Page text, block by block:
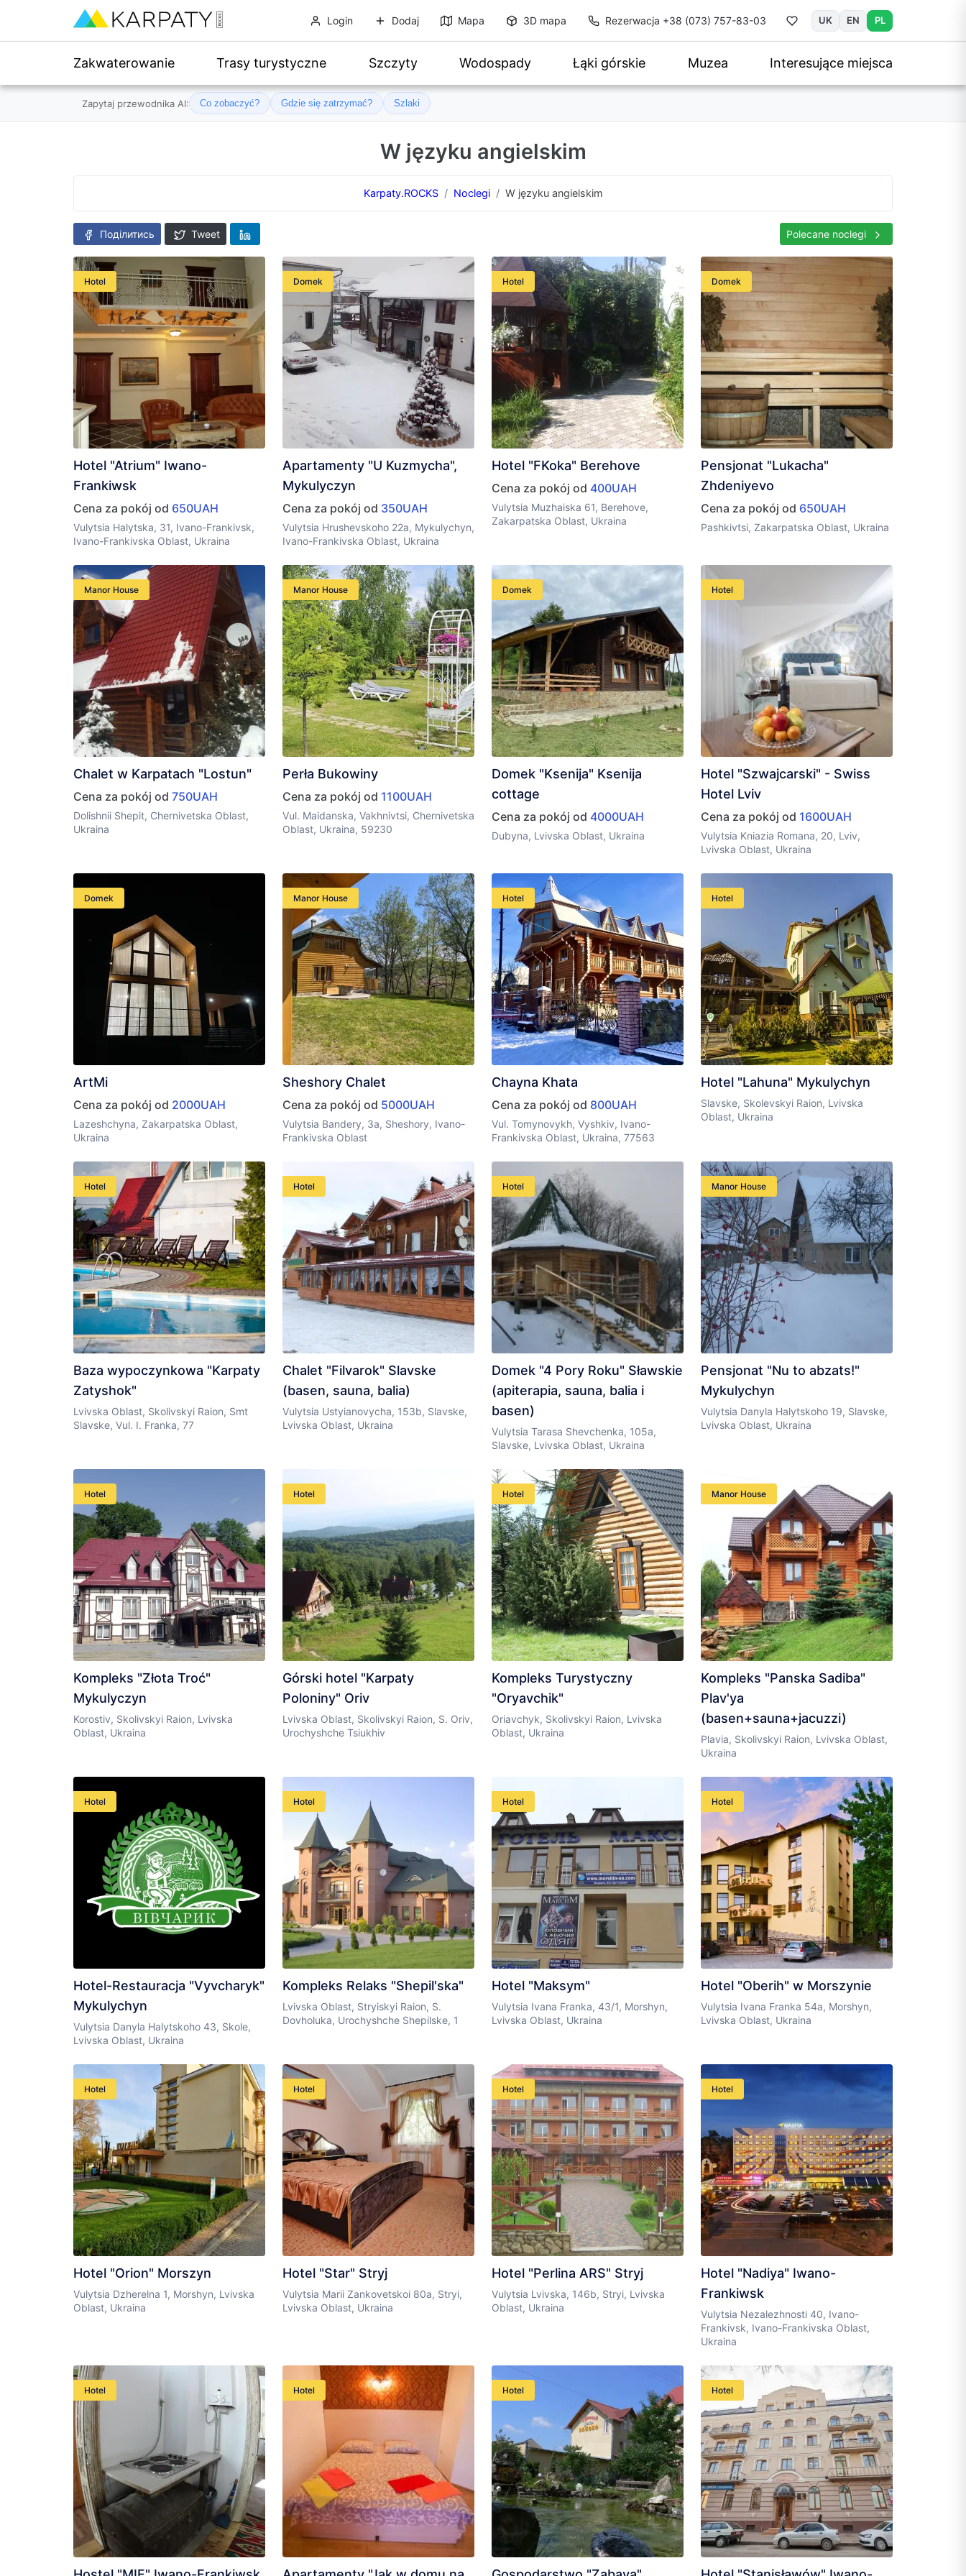
Login Dodaj Mapa 3D mapa Rezerwacja +38 (073) 757-83-03 UK EN PL
Zakwaterowanie Trasy turystyczne Szczyty Wodospady Łąki górskie Muzea Interesujące miejsca
Zapytaj przewodnika AI: Co zobaczyć? Gdzie się zatrzymać? Szlaki
W języku angielskim
Karpaty.ROCKS Noclegi W języku angielskim
Поділитись Tweet Polecane noclegi
Hotel
Hotel "Atrium" Iwano-
Frankiwsk
Cena za pokój od 650UAH
Vulytsia Halytska, 31, Ivano-Frankivsk,
Ivano-Frankivska Oblast, Ukraina
Domek
Apartamenty "U Kuzmycha",
Mykulyczyn
Cena za pokój od 350UAH
Vulytsia Hrushevskoho 22a, Mykulychyn,
Ivano-Frankivska Oblast, Ukraina
Hotel
Hotel "FKoka" Berehove
Cena za pokój od 400UAH
Vulytsia Muzhaiska 61, Berehove,
Zakarpatska Oblast, Ukraina
Domek
Pensjonat "Lukacha"
Zhdeniyevo
Cena za pokój od 650UAH
Pashkivtsi, Zakarpatska Oblast, Ukraina
Manor House
Chalet w Karpatach "Lostun"
Cena za pokój od 750UAH
Dolishnii Shepit, Chernivetska Oblast,
Ukraina
Manor House
Perła Bukowiny
Cena za pokój od 1100UAH
Vul. Maidanska, Vakhnivtsi, Chernivetska
Oblast, Ukraina, 59230
Domek
Domek "Ksenija" Ksenija
cottage
Cena za pokój od 4000UAH
Dubyna, Lvivska Oblast, Ukraina
Hotel
Hotel "Szwajcarski" - Swiss
Hotel Lviv
Cena za pokój od 1600UAH
Vulytsia Kniazia Romana, 20, Lviv,
Lvivska Oblast, Ukraina
Domek
ArtMi
Cena za pokój od 2000UAH
Lazeshchyna, Zakarpatska Oblast,
Ukraina
Manor House
Sheshory Chalet
Cena za pokój od 5000UAH
Vulytsia Bandery, 3a, Sheshory, Ivano-
Frankivska Oblast
Hotel
Chayna Khata
Cena za pokój od 800UAH
Vul. Tomynovykh, Vyshkiv, Ivano-
Frankivska Oblast, Ukraina, 77563
Hotel
Hotel "Lahuna" Mykulychyn
Slavske, Skolevskyi Raion, Lvivska
Oblast, Ukraina
Hotel
Baza wypoczynkowa "Karpaty
Zatyshok"
Lvivska Oblast, Skolivskyi Raion, Smt
Slavske, Vul. I. Franka, 77
Hotel
Chalet "Filvarok" Slavske
(basen, sauna, balia)
Vulytsia Ustyianovycha, 153b, Slavske,
Lvivska Oblast, Ukraina
Hotel
Domek "4 Pory Roku" Sławskie
(apiterapia, sauna, balia i
basen)
Vulytsia Tarasa Shevchenka, 105a,
Slavske, Lvivska Oblast, Ukraina
Manor House
Pensjonat "Nu to abzats!"
Mykulychyn
Vulytsia Danyla Halytskoho 19, Slavske,
Lvivska Oblast, Ukraina
Hotel
Kompleks "Złota Troć"
Mykulyczyn
Korostiv, Skolivskyi Raion, Lvivska
Oblast, Ukraina
Hotel
Górski hotel "Karpaty
Poloniny" Oriv
Lvivska Oblast, Skolivskyi Raion, S. Oriv,
Urochyshche Tsiukhiv
Hotel
Kompleks Turystyczny
"Oryavchik"
Oriavchyk, Skolivskyi Raion, Lvivska
Oblast, Ukraina
Manor House
Kompleks "Panska Sadiba"
Plav'ya
(basen+sauna+jacuzzi)
Plavia, Skolivskyi Raion, Lvivska Oblast,
Ukraina
Hotel
Hotel-Restauracja "Vyvcharyk"
Mykulychyn
Vulytsia Danyla Halytskoho 43, Skole,
Lvivska Oblast, Ukraina
Hotel
Kompleks Relaks "Shepil'ska"
Lvivska Oblast, Stryiskyi Raion, S.
Dovholuka, Urochyshche Shepilske, 1
Hotel
Hotel "Maksym"
Vulytsia Ivana Franka, 43/1, Morshyn,
Lvivska Oblast, Ukraina
Hotel
Hotel "Oberih" w Morszynie
Vulytsia Ivana Franka 54a, Morshyn,
Lvivska Oblast, Ukraina
Hotel
Hotel "Orion" Morszyn
Vulytsia Dzherelna 1, Morshyn, Lvivska
Oblast, Ukraina
Hotel
Hotel "Star" Stryj
Vulytsia Marii Zankovetskoi 80a, Stryi,
Lvivska Oblast, Ukraina
Hotel
Hotel "Perlina ARS" Stryj
Vulytsia Lvivska, 146b, Stryi, Lvivska
Oblast, Ukraina
Hotel
Hotel "Nadiya" Iwano-
Frankiwsk
Vulytsia Nezalezhnosti 40, Ivano-
Frankivsk, Ivano-Frankivska Oblast,
Ukraina
Hotel Hotel Hotel Hotel